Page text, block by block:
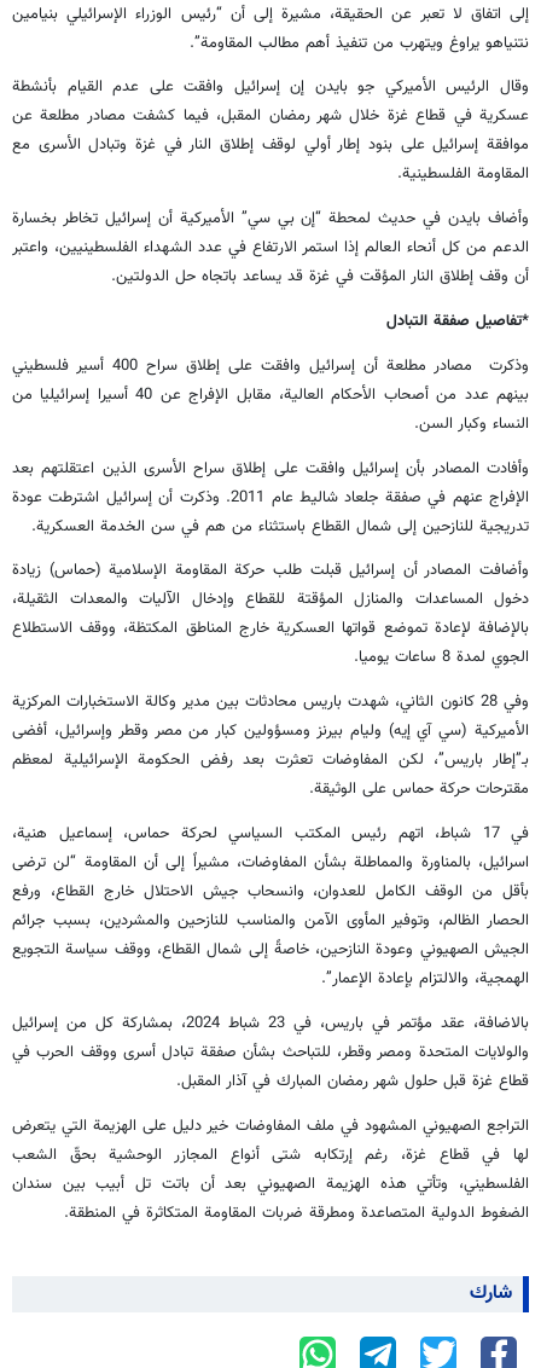
إلى اتفاق لا تعبر عن الحقيقة، مشيرة إلى أن “رئيس الوزراء الإسرائيلي بنيامين
نتنياهو يراوغ ويتهرب من تنفيذ أهم مطالب المقاومة”.
وقال الرئيس الأميركي جو بايدن إن إسرائيل وافقت على عدم القيام بأنشطة
عسكرية في قطاع غزة خلال شهر رمضان المقبل، فيما كشفت مصادر مطلعة عن
موافقة إسرائيل على بنود إطار أولي لوقف إطلاق النار في غزة وتبادل الأسرى مع
المقاومة الفلسطينية.
وأضاف بايدن في حديث لمحطة “إن بي سي” الأميركية أن إسرائيل تخاطر بخسارة
الدعم من كل أنحاء العالم إذا استمر الارتفاع في عدد الشهداء الفلسطينيين، واعتبر
أن وقف إطلاق النار المؤقت في غزة قد يساعد باتجاه حل الدولتين.
*تفاصيل صفقة التبادل
وذكرت مصادر مطلعة أن إسرائيل وافقت على إطلاق سراح 400 أسير فلسطيني
بينهم عدد من أصحاب الأحكام العالية، مقابل الإفراج عن 40 أسيرا إسرائيليا من
النساء وكبار السن.
وأفادت المصادر بأن إسرائيل وافقت على إطلاق سراح الأسرى الذين اعتقلتهم بعد
الإفراج عنهم في صفقة جلعاد شاليط عام 2011. وذكرت أن إسرائيل اشترطت عودة
تدريجية للنازحين إلى شمال القطاع باستثناء من هم في سن الخدمة العسكرية.
وأضافت المصادر أن إسرائيل قبلت طلب حركة المقاومة الإسلامية (حماس) زيادة
دخول المساعدات والمنازل المؤقتة للقطاع وإدخال الآليات والمعدات الثقيلة،
بالإضافة لإعادة تموضع قواتها العسكرية خارج المناطق المكتظة، ووقف الاستطلاع
الجوي لمدة 8 ساعات يوميا.
وفي 28 كانون الثاني، شهدت باريس محادثات بين مدير وكالة الاستخبارات المركزية
الأميركية (سي آي إيه) وليام بيرنز ومسؤولين كبار من مصر وقطر وإسرائيل، أفضى
بـ”إطار باريس”، لكن المفاوضات تعثرت بعد رفض الحكومة الإسرائيلية لمعظم
مقترحات حركة حماس على الوثيقة.
في 17 شباط، اتهم رئيس المكتب السياسي لحركة حماس، إسماعيل هنية،
اسرائيل، بالمناورة والمماطلة بشأن المفاوضات، مشيراً إلى أن المقاومة “لن ترضى
بأقل من الوقف الكامل للعدوان، وانسحاب جيش الاحتلال خارج القطاع، ورفع
الحصار الظالم، وتوفير المأوى الآمن والمناسب للنازحين والمشردين، بسبب جرائم
الجيش الصهيوني وعودة النازحين، خاصةً إلى شمال القطاع، ووقف سياسة التجويع
الهمجية، والالتزام بإعادة الإعمار”.
بالاضافة، عقد مؤتمر في باريس، في 23 شباط 2024، بمشاركة كل من إسرائيل
والولايات المتحدة ومصر وقطر، للتباحث بشأن صفقة تبادل أسرى ووقف الحرب في
قطاع غزة قبل حلول شهر رمضان المبارك في آذار المقبل.
التراجع الصهيوني المشهود في ملف المفاوضات خير دليل على الهزيمة التي يتعرض
لها في قطاع غزة، رغم إرتكابه شتى أنواع المجازر الوحشية بحقّ الشعب
الفلسطيني، وتأتي هذه الهزيمة الصهيوني بعد أن باتت تل أبيب بين سندان
الضغوط الدولية المتصاعدة ومطرقة ضربات المقاومة المتكاثرة في المنطقة.
شارك